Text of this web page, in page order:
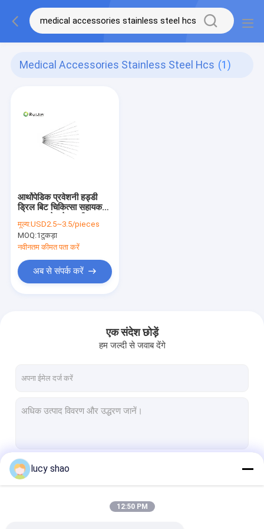
Medical Accessories Stainless Steel Hcs (1)
आर्थोपेडिक प्रवेशनी हड्डी
ड्रिल बिट चिकित्सा सहायक
एचसीएस
मूल्य:USD2.5~3.5/pieces
MOQ:1टुकड़ा
नवीनतम कीमत पता करें
अब से संपर्क करें
एक संदेश छोड़ें
हम जल्दी से जवाब देंगे
lucy shao
12:50 PM